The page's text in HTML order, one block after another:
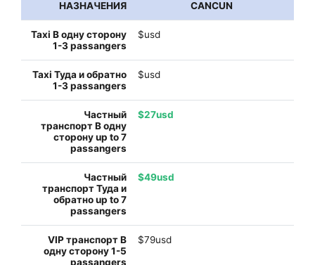
CANCUN
$usd
$usd
$27usd
$49usd
$79usd